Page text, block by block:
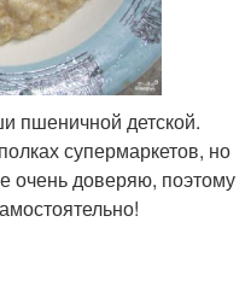
пшеничной детской.
супермаркетов, но
очень доверяю, поэтому